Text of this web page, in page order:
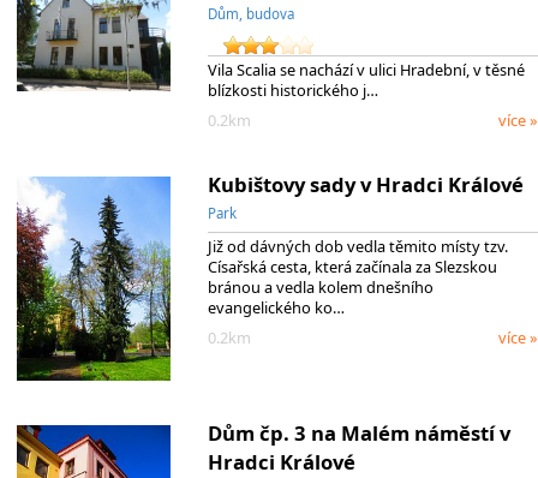
Dům, budova
Vila Scalia se nachází v ulici Hradební, v těsné
blízkosti historického j…
0.2km
více »
Kubištovy sady v Hradci Králové
Park
Již od dávných dob vedla těmito místy tzv.
Císařská cesta, která začínala za Slezskou
bránou a vedla kolem dnešního
evangelického ko…
0.2km
více »
Dům čp. 3 na Malém náměstí v
Hradci Králové